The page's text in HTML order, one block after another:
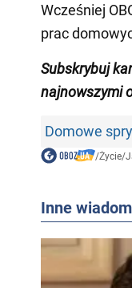
Wcześniej
prac
Subskrybuj
najnowszymi
Domowe
/Życie/
Inne